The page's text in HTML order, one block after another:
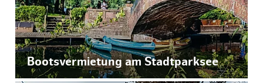
Bootsvermietung am Stadtparksee